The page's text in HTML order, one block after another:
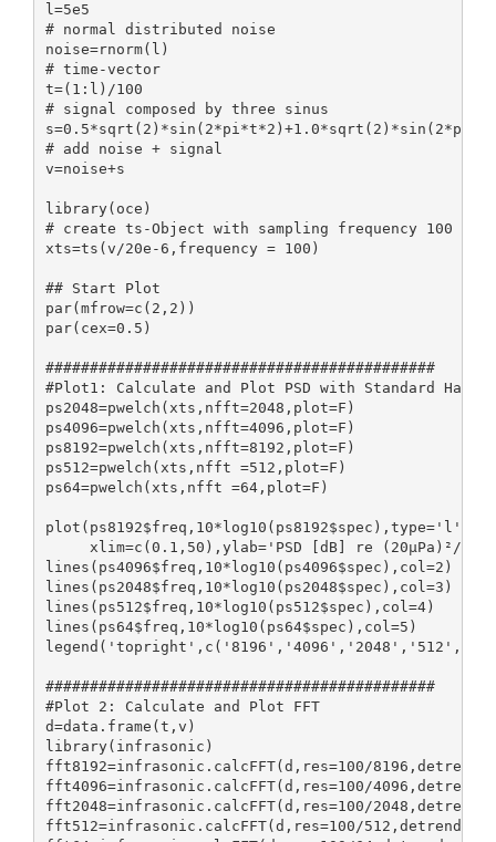
l=5e5
# normal distributed noise
noise=rnorm(l)
# time-vector
t=(1:l)/100
# signal composed by three sinus
# add noise + signal
v=noise+s
library(oce)
# create ts-Object with sampling frequency 100
xts=ts(v/20e-6,frequency = 100)
## Start Plot
par(mfrow=c(2,2))
par(cex=0.5)
############################################
#Plot1: Calculate and Plot PSD with Standard
ps2048=pwelch(xts,nfft=2048,plot=F)
ps4096=pwelch(xts,nfft=4096,plot=F)
ps8192=pwelch(xts,nfft=8192,plot=F)
ps512=pwelch(xts,nfft =512,plot=F)
ps64=pwelch(xts,nfft =64,plot=F)
xlim=c(0.1,50),ylab='PSD [dB] re (20µPa)²/
lines(ps4096$freq,10*log10(ps4096$spec),col=2)
lines(ps2048$freq,10*log10(ps2048$spec),col=3)
lines(ps512$freq,10*log10(ps512$spec),col=4)
lines(ps64$freq,10*log10(ps64$spec),col=5)
############################################
#Plot 2: Calculate and Plot FFT
d=data.frame(t,v)
library(infrasonic)
fft8192=infrasonic.calcFFT(d,res=100/8196,detrend =
fft4096=infrasonic.calcFFT(d,res=100/4096,detrend =
fft2048=infrasonic.calcFFT(d,res=100/2048,detrend =
fft512=infrasonic.calcFFT(d,res=100/512,detrend =